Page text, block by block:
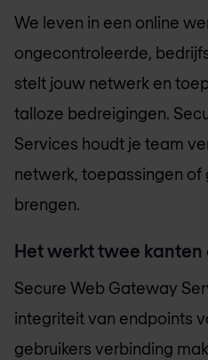
We leven in een online
ongecontroleerde,
stelt jouw netwerk en
talloze bedreigingen.
Services houdt je team
netwerk, toepassingen
brengen.
Het werkt twee kanten
Secure Web Gateway
integriteit van endpoints
gebruikers verbinding